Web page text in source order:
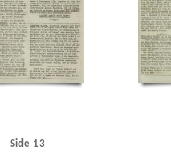
Side 13